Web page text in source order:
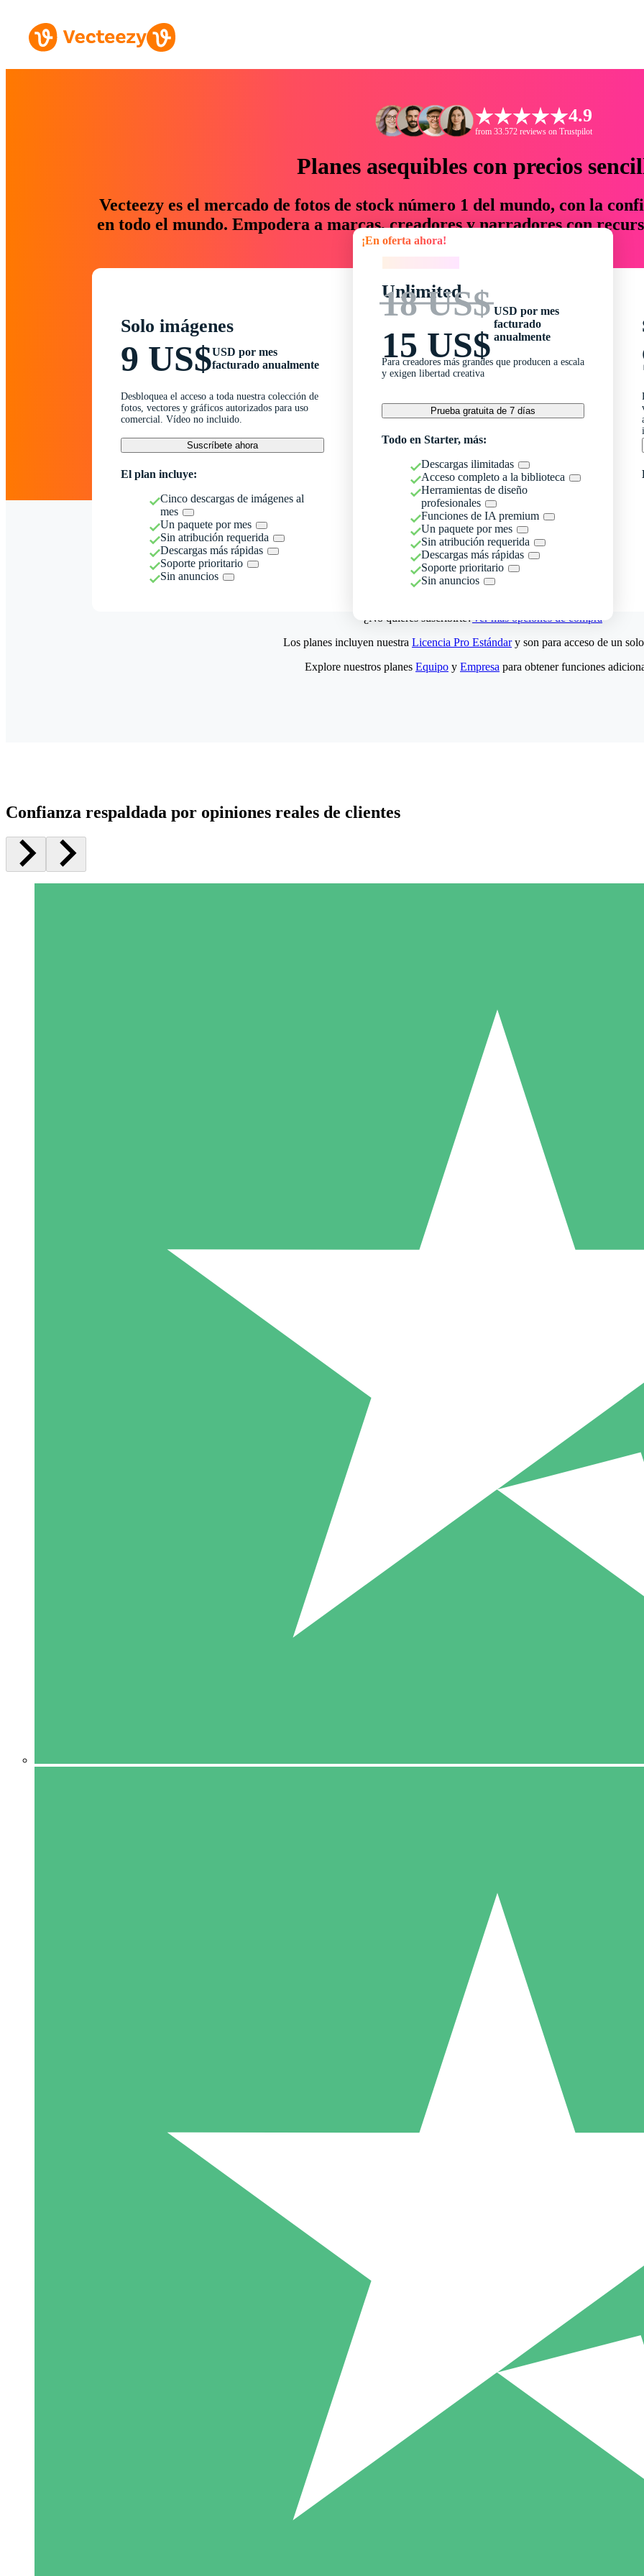
4.9
from 33.572 reviews on Trustpilot
Planes asequibles con precios
Vecteezy es el mercado de fotos de stock número 1 del mundo, con la
en todo el mundo. Empodera a marcas, creadores y narradores con
un 76 % en tiempo y presupuesto.
Solo imágenes
9 US$USD por mes
facturado anualmente
Desbloquea el acceso a toda nuestra colección de
fotos, vectores y gráficos autorizados para uso
comercial. Vídeo no incluido.
Suscríbete ahora
El plan incluye:
Cinco descargas de imágenes al
mes
Un paquete por mes
Sin atribución requerida
Descargas más rápidas
Soporte prioritario
Sin anuncios
¡En oferta ahora!
Unlimited
18 US$
15 US$
USD por mes
facturado
anualmente
Para creadores más grandes que producen a escala
y exigen libertad creativa
Prueba gratuita de 7 días
Todo en Starter, más:
Descargas ilimitadas
Acceso completo a la biblioteca
Herramientas de diseño
profesionales
Funciones de IA premium
Un paquete por mes
Sin atribución requerida
Descargas más rápidas
Soporte prioritario
Sin anuncios
¿No quieres suscribirte?Ver más opciones de compra
5 Descargas
15
Los planes incluyen nuestra Licencia Pro Estándary son para acceso de un
Explore nuestros planes Equipo y Empresa para obtener funciones
Confianza respaldada por opiniones reales de clientes